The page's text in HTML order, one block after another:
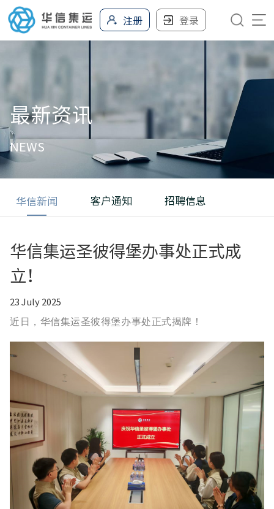
注册 登录
最新资讯
NEWS
华信新闻 客户通知 招聘信息
华信集运圣彼得堡办事处正式成
立！
23 July 2025
近日，华信集运圣彼得堡办事处正式揭牌！